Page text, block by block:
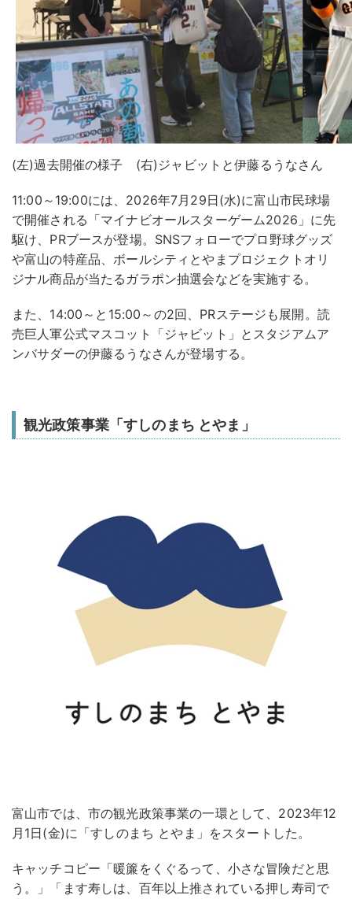
(左)過去開催の様子 (右)ジャビットと伊藤るうなさん
11:00～19:00には、2026年7月29日(水)に富山市民球場
で開催される「マイナビオールスターゲーム2026」に先
駆け、PRブースが登場。SNSフォローでプロ野球グッズ
や富山の特産品、ボールシティとやまプロジェクトオリ
ジナル商品が当たるガラポン抽選会などを実施する。
また、14:00～と15:00～の2回、PRステージも展開。読
売巨人軍公式マスコット「ジャビット」とスタジアムア
ンバサダーの伊藤るうなさんが登場する。
観光政策事業「すしのまち とやま」
富山市では、市の観光政策事業の一環として、2023年12
月1日(金)に「すしのまち とやま」をスタートした。
キャッチコピー「暖簾をくぐるって、小さな冒険だと思
う。」「ます寿しは、百年以上推されている押し寿司で